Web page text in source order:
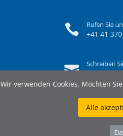
Rufen Sie
+41 41
Schreiben
Wir verwenden Cookies. Möchten
Alle